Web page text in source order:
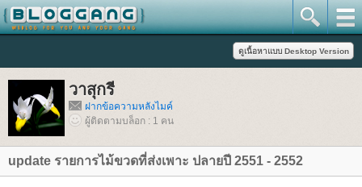
วาสุกรี
ฝากข้อความหลังไมค์
ผู้ติดตามบล็อก : 1 คน
update รายการไม้ขวดที่ส่งเพาะ ปลายปี 2551 - 2552